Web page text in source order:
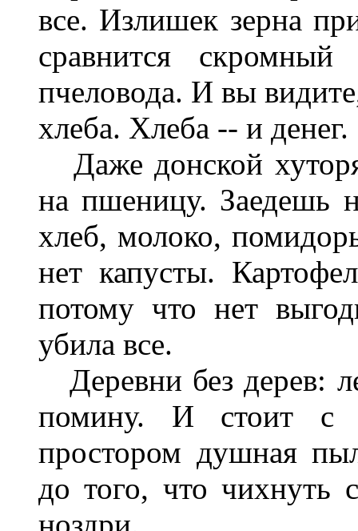
все. Излишек зерна
сравнится
пчеловода. И вы
хлеба. Хлеба -- и денег.
Даже донской
на пшеницу. Заедешь
хлеб, молоко,
нет капусты.
потому что нет
убила все.
Деревни без дерев:
помину. И стоит с
простором душная
до того, что чихнуть
ноздри.